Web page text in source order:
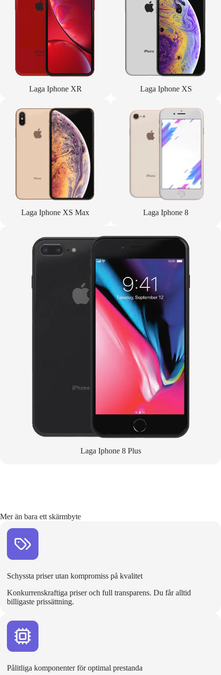
Laga Iphone XR Laga Iphone XS
Laga Iphone XS Max Laga Iphone 8
Laga Iphone 8 Plus
Mer än bara ett skärmbyte
Schyssta priser utan kompromiss på kvalitet
Konkurrenskraftiga priser och full transparens. Du får alltid
billigaste prissättning.
Pålitliga komponenter för optimal prestanda